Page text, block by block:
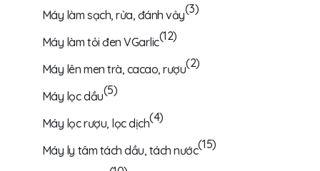
Máy làm sạch, rửa, đánh vảy(3)
Máy làm tỏi đen VGarlic(12)
Máy lên men trà, cacao, rượu(2)
Máy lọc dầu(5)
Máy lọc rượu, lọc dịch(4)
Máy ly tâm tách dầu, tách nước(15)